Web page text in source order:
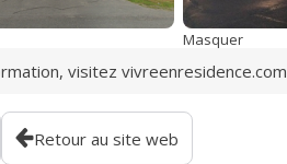
Masquer
visitez vivreenresidence.com
Retour au site web